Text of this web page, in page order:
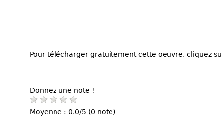
Pour télécharger gratuitement cette oeuvre, cliquez
Donnez une note !
Moyenne : 0.0/5 (0 note)